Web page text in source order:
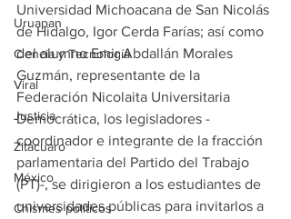
Uruapan
Ciencia y Tecnología
Viral
Justicia
Zitácuaro
México
Chismes políticos
Universidad Michoacana de San Nicolás
de Hidalgo, Igor Cerda Farías; así como
del alumno Emir Abdallán Morales
Guzmán, representante de la
Federación Nicolaita Universitaria
Democrática, los legisladores -
coordinador e integrante de la fracción
parlamentaria del Partido del Trabajo
(PT)-, se dirigieron a los estudiantes de
universidades públicas para invitarlos a